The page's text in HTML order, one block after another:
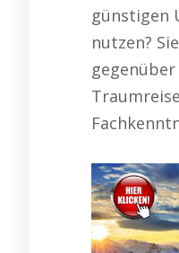
günstigen
nutzen?